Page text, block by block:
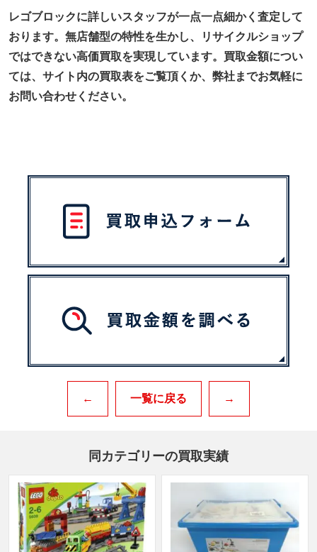
レゴブロックに詳しいスタッフが一点一点細かく査定して
おります。無店舗型の特性を生かし、リサイクルショップ
ではできない高価買取を実現しています。買取金額につい
ては、サイト内の買取表をご覧頂くか、弊社までお気軽に
お問い合わせください。
← 一覧に戻る →
同カテゴリーの買取実績